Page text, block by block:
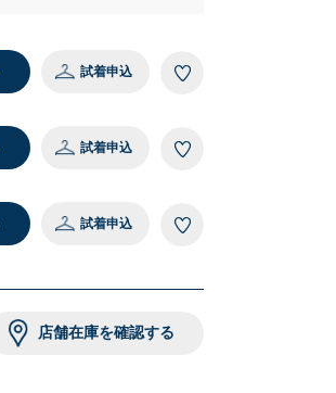
試着申込
試着申込
試着申込
店舗在庫を確認する